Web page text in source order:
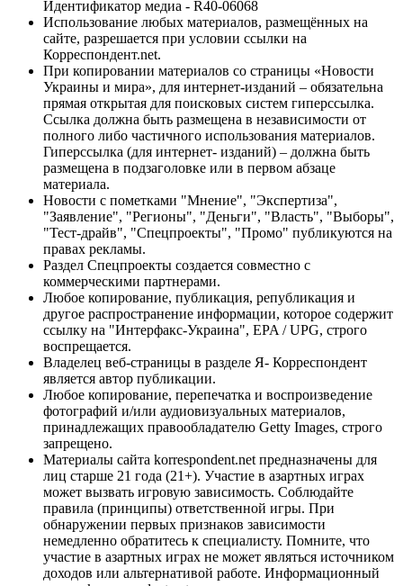
Идентификатор медиа - R40-06068
Использование любых материалов, размещённых на
сайте, разрешается при условии ссылки на
Корреспондент.net.
При копировании материалов со страницы «Новости
Украины и мира», для интернет-изданий – обязательна
прямая открытая для поисковых систем гиперссылка.
Ссылка должна быть размещена в независимости от
полного либо частичного использования материалов.
Гиперссылка (для интернет- изданий) – должна быть
размещена в подзаголовке или в первом абзаце
материала.
Новости с пометками "Мнение", "Экспертиза",
"Заявление", "Регионы", "Деньги", "Власть", "Выборы",
"Тест-драйв", "Спецпроекты", "Промо" публикуются на
правах рекламы.
Раздел Спецпроекты создается совместно с
коммерческими партнерами.
Любое копирование, публикация, републикация и
другое распространение информации, которое содержит
ссылку на "Интерфакс-Украина", EPA / UPG, строго
воспрещается.
Владелец веб-страницы в разделе Я- Корреспондент
является автор публикации.
Любое копирование, перепечатка и воспроизведение
фотографий и/или аудиовизуальных материалов,
принадлежащих правообладателю Getty Images, строго
запрещено.
Материалы сайта korrespondent.net предназначены для
лиц старше 21 года (21+). Участие в азартных играх
может вызвать игровую зависимость. Соблюдайте
правила (принципы) ответственной игры. При
обнаружении первых признаков зависимости
немедленно обратитесь к специалисту. Помните, что
участие в азартных играх не может являться источником
доходов или альтернативой работе. Информационный